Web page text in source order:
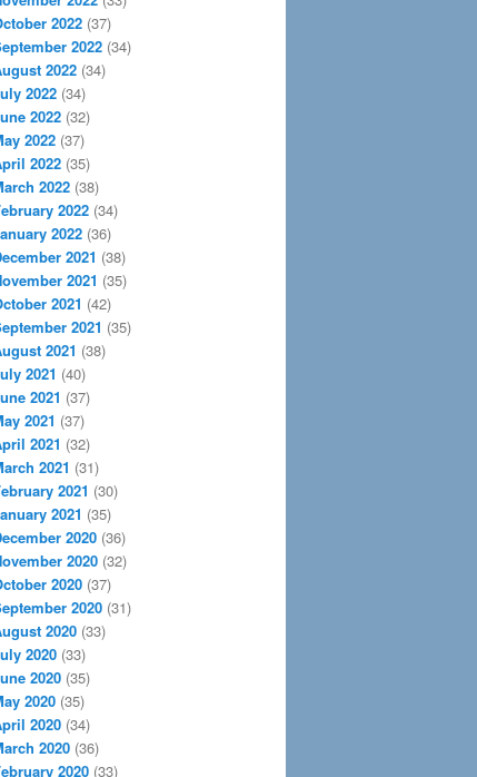
2022 (37)
2022 (34)
2022 (34)
2022 (34)
2022 (32)
2022 (37)
2022 (35)
2022 (38)
2022 (34)
2022 (36)
2021 (38)
2021 (35)
2021 (42)
2021 (35)
2021 (38)
2021 (40)
2021 (37)
2021 (37)
2021 (32)
2021 (31)
2021 (30)
2021 (35)
2020 (36)
2020 (32)
2020 (37)
2020 (31)
2020 (33)
2020 (33)
2020 (35)
2020 (35)
2020 (34)
2020 (36)
2020 (33)